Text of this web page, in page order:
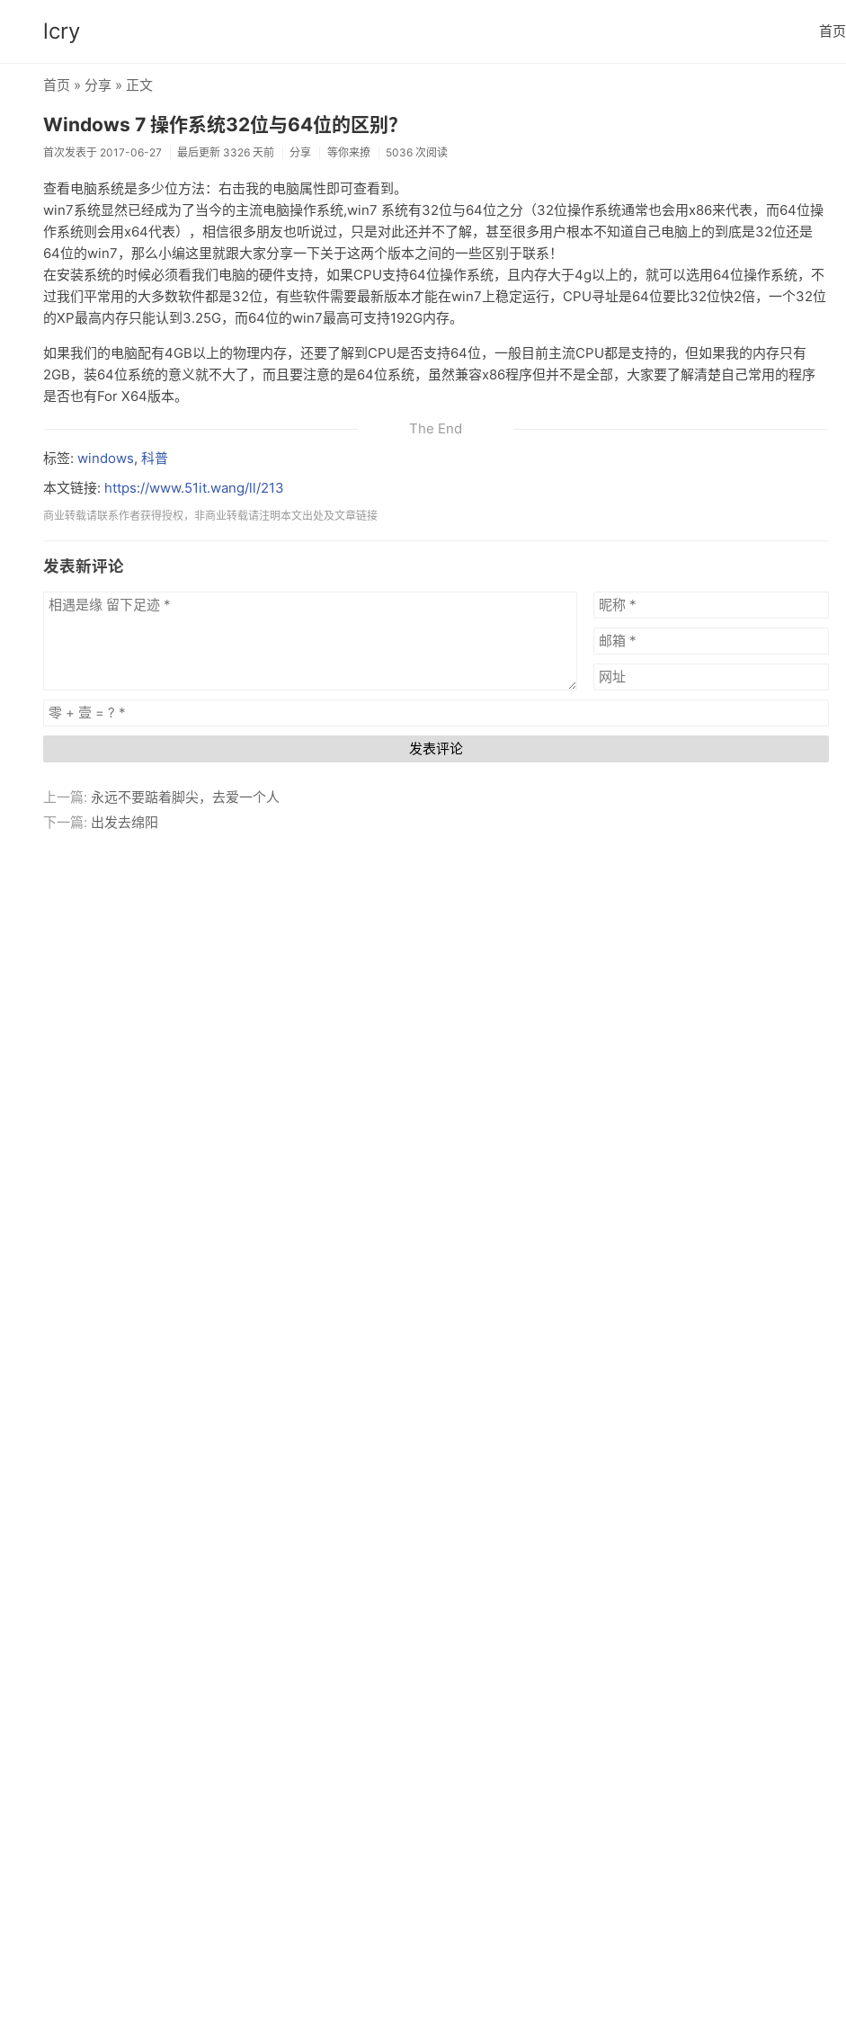
lcry 首页
首页 » 分享 » 正文
Windows 7 操作系统32位与64位的区别？
首次发表于 2017-06-27 最后更新 3326 天前 分享 等你来撩 5036 次阅读
查看电脑系统是多少位方法：右击我的电脑属性即可查看到。
win7系统显然已经成为了当今的主流电脑操作系统,win7 系统有32位与64位之分（32位操作系统通常也会用x86来代表，而64位操
作系统则会用x64代表），相信很多朋友也听说过，只是对此还并不了解，甚至很多用户根本不知道自己电脑上的到底是32位还是
64位的win7，那么小编这里就跟大家分享一下关于这两个版本之间的一些区别于联系！
在安装系统的时候必须看我们电脑的硬件支持，如果CPU支持64位操作系统，且内存大于4g以上的，就可以选用64位操作系统，不
过我们平常用的大多数软件都是32位，有些软件需要最新版本才能在win7上稳定运行，CPU寻址是64位要比32位快2倍，一个32位
的XP最高内存只能认到3.25G，而64位的win7最高可支持192G内存。
如果我们的电脑配有4GB以上的物理内存，还要了解到CPU是否支持64位，一般目前主流CPU都是支持的，但如果我的内存只有
2GB，装64位系统的意义就不大了，而且要注意的是64位系统，虽然兼容x86程序但并不是全部，大家要了解清楚自己常用的程序
是否也有For X64版本。
The End
标签: windows, 科普
本文链接: https://www.51it.wang/ll/213
商业转载请联系作者获得授权，非商业转载请注明本文出处及文章链接
发表新评论
发表评论
上一篇: 永远不要踮着脚尖，去爱一个人
下一篇: 出发去绵阳